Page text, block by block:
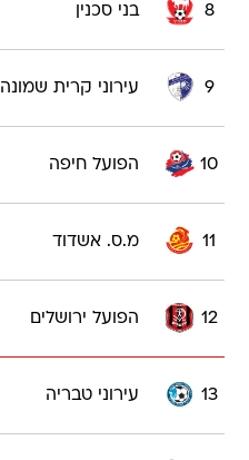
8 בני סכנין
9 עירוני קרית שמונה
10 הפועל חיפה
11 מ.ס. אשדוד
12 הפועל ירושלים
13 עירוני טבריה